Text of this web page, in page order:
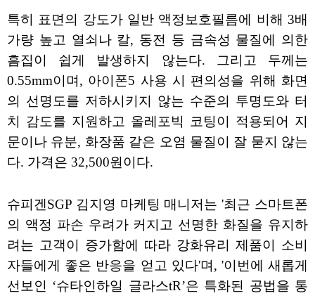
특히 표면의 강도가 일반 액정보호필름에 비해 3배
가량 높고 열쇠나 칼, 동전 등 금속성 물질에 의한
흠집이 쉽게 발생하지 않는다. 그리고 두께는
0.55mm이며, 아이폰5 사용 시 편의성을 위해 화면
의 선명도를 저하시키지 않는 수준의 투명도와 터
치 감도를 지원하고 올레포빅 코팅이 적용되어 지
문이나 유분, 화장품 같은 오염 물질이 잘 묻지 않는
다. 가격은 32,500원이다.
슈피겐SGP 김지영 마케팅 매니저는 '최근 스마트폰
의 액정 파손 우려가 커지고 선명한 화질을 유지하
려는 고객이 증가함에 따라 강화유리 제품이 소비
자들에게 좋은 반응을 얻고 있다'며, '이번에 새롭게
선보인 ‘슈타인하일 글라스tR’은 특화된 공법을 통